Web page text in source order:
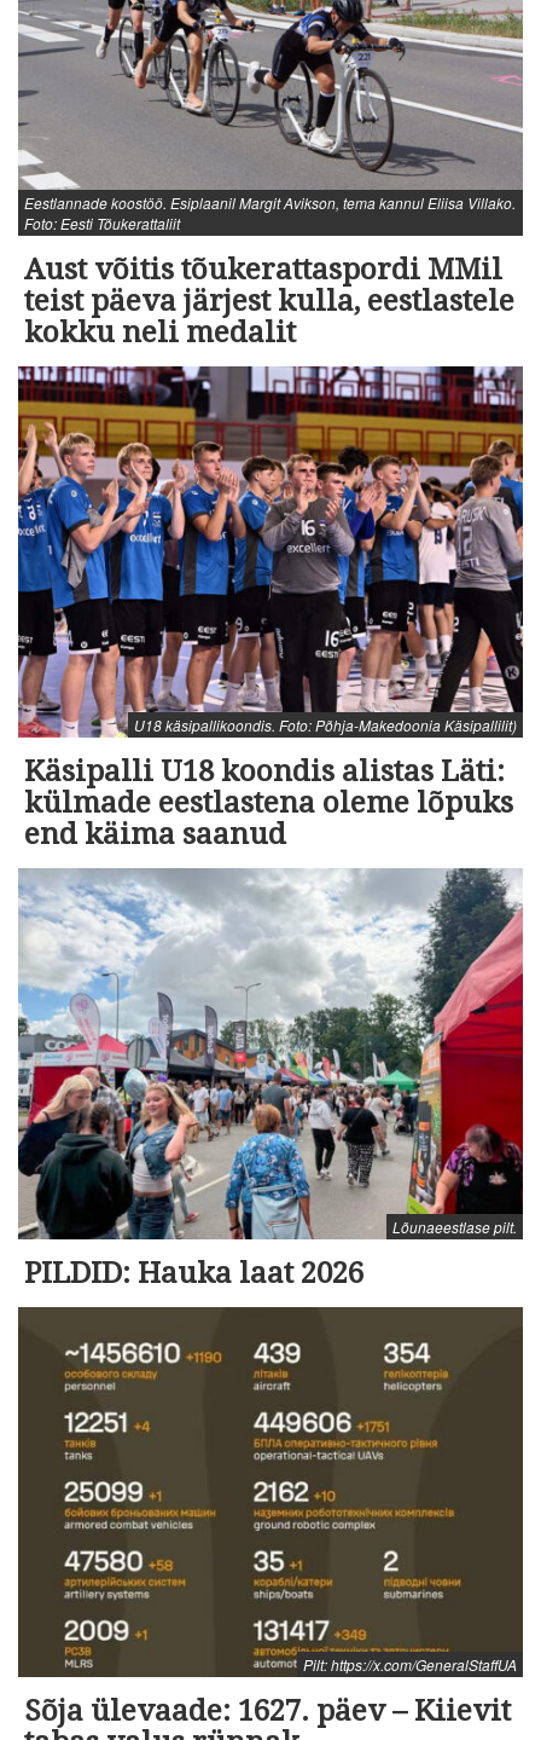
Eestlannade koostöö. Esiplaanil Margit Avikson, tema kannul Eliisa Villako.
Foto: Eesti Tõukerattaliit
Aust võitis tõukerattaspordi MMil
teist päeva järjest kulla, eestlastele
kokku neli medalit
U18 käsipallikoondis. Foto: Põhja-Makedoonia Käsipallilit)
Käsipalli U18 koondis alistas Läti:
külmade eestlastena oleme lõpuks
end käima saanud
Lõunaeestlase pilt.
PILDID: Hauka laat 2026
Pilt: https://x.com/GeneralStaffUA
Sõja ülevaade: 1627. päev – Kiievit